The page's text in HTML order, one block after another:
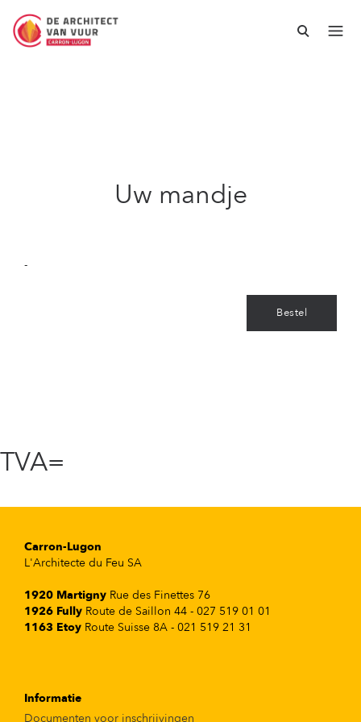
Uw mandje
-
Bestel
TVA=
Carron-Lugon
L'Architecte du Feu SA
1920 Martigny Rue des Finettes 76
1926 Fully Route de Saillon 44 - 027 519 01 01
1163 Etoy Route Suisse 8A - 021 519 21 31
Informatie
Documenten voor inschrijvingen